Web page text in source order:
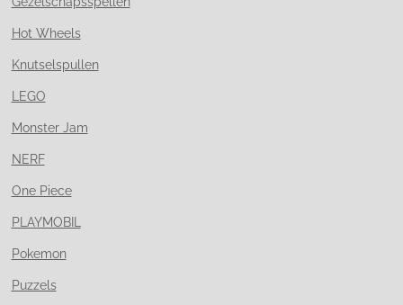
Hot Wheels
Knutselspullen
LEGO
Monster Jam
NERF
One Piece
PLAYMOBIL
Pokemon
Puzzels